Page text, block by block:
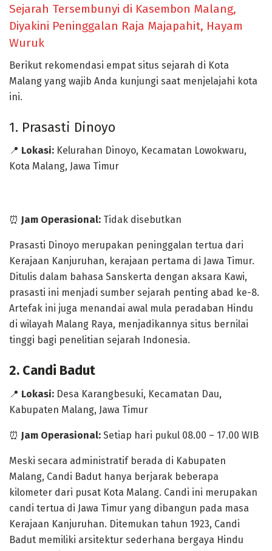
Sejarah Tersembunyi di Kasembon Malang,
Diyakini Peninggalan Raja Majapahit, Hayam
Wuruk
Berikut rekomendasi empat situs sejarah di Kota
Malang yang wajib Anda kunjungi saat menjelajahi kota
ini.
1. Prasasti Dinoyo
📍 Lokasi: Kelurahan Dinoyo, Kecamatan Lowokwaru,
Kota Malang, Jawa Timur
⏰ Jam Operasional: Tidak disebutkan
Prasasti Dinoyo merupakan peninggalan tertua dari
Kerajaan Kanjuruhan, kerajaan pertama di Jawa Timur.
Ditulis dalam bahasa Sanskerta dengan aksara Kawi,
prasasti ini menjadi sumber sejarah penting abad ke-8.
Artefak ini juga menandai awal mula peradaban Hindu
di wilayah Malang Raya, menjadikannya situs bernilai
tinggi bagi penelitian sejarah Indonesia.
2. Candi Badut
📍 Lokasi: Desa Karangbesuki, Kecamatan Dau,
Kabupaten Malang, Jawa Timur
⏰ Jam Operasional: Setiap hari pukul 08.00 – 17.00 WIB
Meski secara administratif berada di Kabupaten
Malang, Candi Badut hanya berjarak beberapa
kilometer dari pusat Kota Malang. Candi ini merupakan
candi tertua di Jawa Timur yang dibangun pada masa
Kerajaan Kanjuruhan. Ditemukan tahun 1923, Candi
Badut memiliki arsitektur sederhana bergaya Hindu